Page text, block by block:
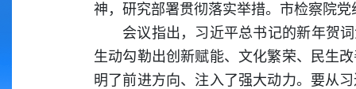
神，研究部署贯彻落实举措。市检察院
会议指出，习近平总书记的新年贺
生动勾勒出创新赋能、文化繁荣、民生
明了前进方向、注入了强大动力。要从